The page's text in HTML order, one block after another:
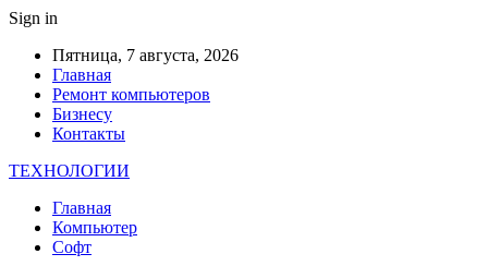
Sign in
Пятница, 7 августа, 2026
Главная
Ремонт компьютеров
Бизнесу
Контакты
ТЕХНОЛОГИИ
Главная
Компьютер
Софт